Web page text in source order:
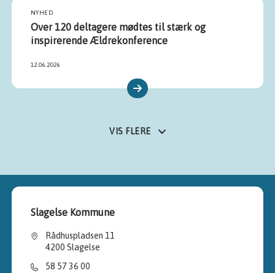
NYHED
Over 120 deltagere mødtes til stærk og
inspirerende Ældrekonference
12.06.2026
VIS FLERE
Slagelse Kommune
Rådhuspladsen 11
4200 Slagelse
58 57 36 00